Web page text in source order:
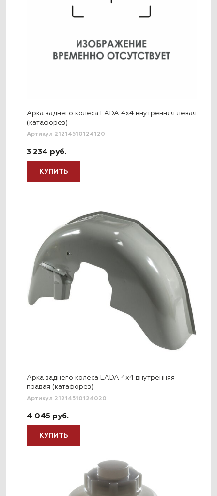
Арка заднего колеса LADA 4x4 внутренняя левая
(катафорез)
Артикул 21214510124120
3 234 руб.
КУПИТЬ
Арка заднего колеса LADA 4x4 внутренняя
правая (катафорез)
Артикул 21214510124020
4 045 руб.
КУПИТЬ